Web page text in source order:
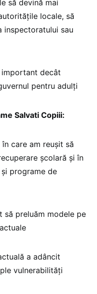
să devină mai
locale, să
inspectoratului sau
decât
pentru adulți
Salvati Copiii:
care am reușit să
școlară și în
programe de
să preluăm modele pe
a adâncit
vulnerabilități